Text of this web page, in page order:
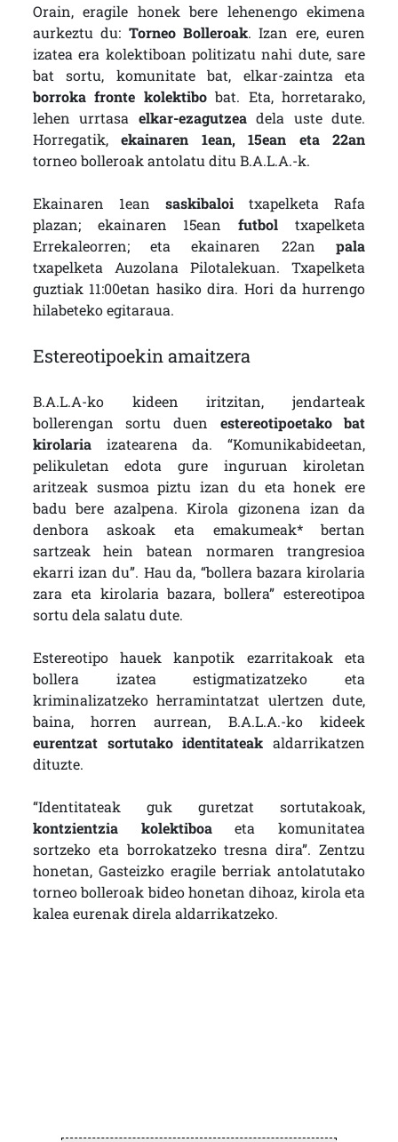
Orain, eragile honek bere lehenengo ekimena
aurkeztu du: Torneo Bolleroak. Izan ere, euren
izatea era kolektiboan politizatu nahi dute, sare
bat sortu, komunitate bat, elkar-zaintza eta
borroka fronte kolektibobat. Eta, horretarako,
lehen urrtasa elkar-ezagutzeadela uste dute.
Horregatik,ekainaren 1ean, 15ean eta 22an
torneo bolleroak antolatu ditu B.A.L.A.-k.
Ekainaren 1ean saskibaloi txapelketa Rafa
plazan; ekainaren 15eanfutbol txapelketa
Errekaleorren; eta ekainaren 22anpala
txapelketa Auzolana Pilotalekuan. Txapelketa
guztiak 11:00etan hasiko dira. Hori da hurrengo
hilabeteko egitaraua.
Estereotipoekin amaitzera
B.A.L.A-ko kideen iritzitan, jendarteak
bollerengan sortu duen estereotipoetako bat
kirolariaizatearena da. “Komunikabideetan,
pelikuletan edota gure inguruan kiroletan
aritzeak susmoa piztu izan du eta honek ere
badu bere azalpena. Kirola gizonena izan da
denbora askoak eta emakumeak* bertan
sartzeak hein batean normaren trangresioa
ekarri izan du”. Hau da, “bollera bazara kirolaria
zara eta kirolaria bazara, bollera” estereotipoa
sortu dela salatu dute.
Estereotipo hauek kanpotik ezarritakoak eta
bollera izatea estigmatizatzeko eta
kriminalizatzeko herramintatzat ulertzen dute,
baina, horren aurrean, B.A.L.A.-ko kideek
eurentzat sortutako identitateak aldarrikatzen
dituzte.
“Identitateak guk guretzat sortutakoak,
kontzientzia kolektiboaeta komunitatea
sortzeko eta borrokatzeko tresna dira”. Zentzu
honetan, Gasteizko eragile berriak antolatutako
torneo bolleroak bideo honetan dihoaz, kirola eta
kalea eurenak direla aldarrikatzeko.